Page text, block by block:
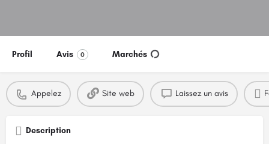
Profil Avis 0 Marchés
Appelez Site web Laissez un avis
Description